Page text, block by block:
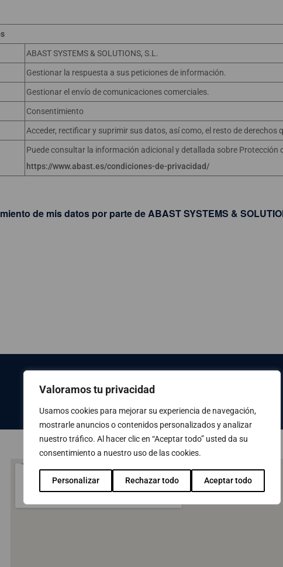
Valoramos tu privacidad
Usamos cookies para mejorar su experiencia de navegación,
mostrarle anuncios o contenidos personalizados y analizar
nuestro tráfico. Al hacer clic en “Aceptar todo” usted da su
consentimiento a nuestro uso de las cookies.
Personalizar Rechazar todo Aceptar todo
ABAST SYSTEMS & SOLUTIONS, S.L.
Gestionar la respuesta a sus peticiones de información.
Gestionar el envío de comunicaciones comerciales.
Consentimiento
Acceder, rectificar y suprimir sus datos, así como, el resto de derechos
Puede consultar la información adicional y detallada sobre Protección
https://www.abast.es/condiciones-de-privacidad/
de mis datos por parte de ABAST SYSTEMS &
Dónde estamos